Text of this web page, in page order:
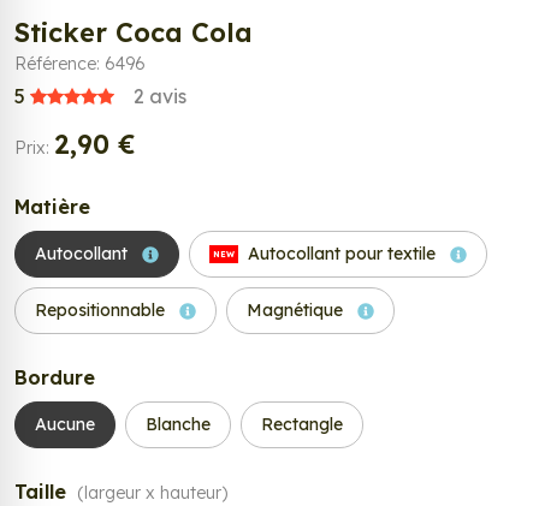
Sticker Coca Cola
Référence: 6496
5 2 avis
Prix: 2,90 €
Matière
Autocollant NEW Autocollant pour textile
Repositionnable Magnétique
Bordure
Aucune Blanche Rectangle
Taille (largeur x hauteur)